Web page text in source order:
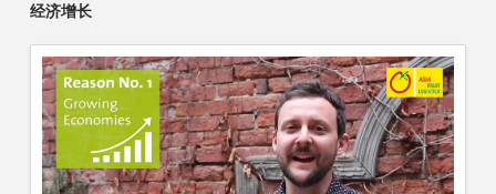
经济增长